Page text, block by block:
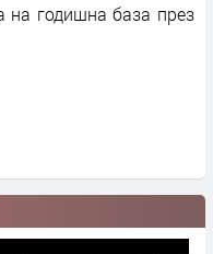
годишна база през